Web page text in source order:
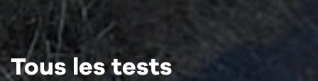
Tous les tests